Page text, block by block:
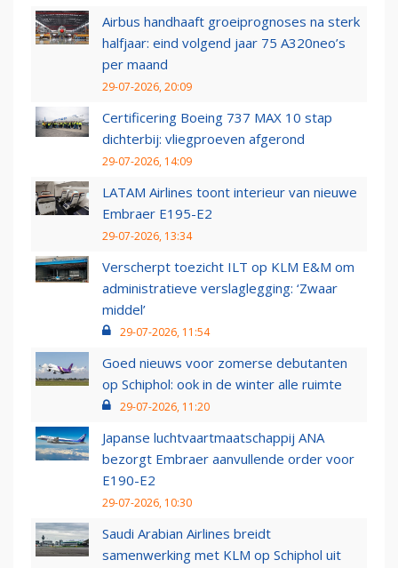
Airbus handhaaft groeiprognoses na sterk
halfjaar: eind volgend jaar 75 A320neo’s
per maand
29-07-2026, 20:09
Certificering Boeing 737 MAX 10 stap
dichterbij: vliegproeven afgerond
29-07-2026, 14:09
LATAM Airlines toont interieur van nieuwe
Embraer E195-E2
29-07-2026, 13:34
Verscherpt toezicht ILT op KLM E&M om
administratieve verslaglegging: ‘Zwaar
middel’
29-07-2026, 11:54
Goed nieuws voor zomerse debutanten
op Schiphol: ook in de winter alle ruimte
29-07-2026, 11:20
Japanse luchtvaartmaatschappij ANA
bezorgt Embraer aanvullende order voor
E190-E2
29-07-2026, 10:30
Saudi Arabian Airlines breidt
samenwerking met KLM op Schiphol uit